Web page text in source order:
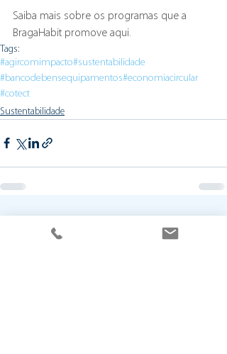
Saiba mais sobre os programas que a
BragaHabit promove aqui.
Tags:
#agircomimpacto#sustentabilidade
#bancodebensequipamentos#economiacircular
#cotect
Sustentabilidade
Posts recentes